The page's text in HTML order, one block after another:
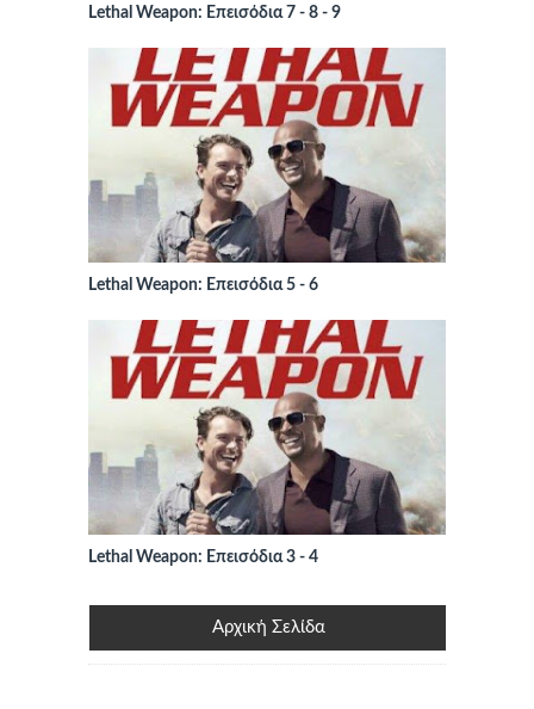
Lethal Weapon: Επεισόδια 7 - 8 - 9
Lethal Weapon: Επεισόδια 5 - 6
Lethal Weapon: Επεισόδια 3 - 4
Αρχική Σελίδα